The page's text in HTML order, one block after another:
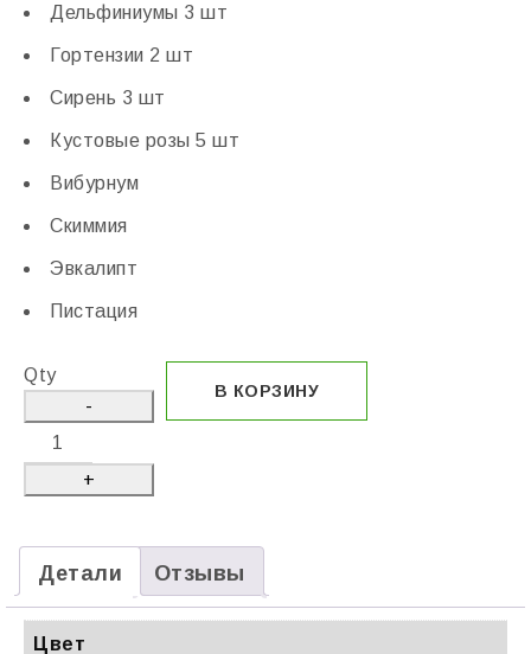
Дельфиниумы 3 шт
Гортензии 2 шт
Сирень 3 шт
Кустовые розы 5 шт
Вибурнум
Скиммия
Эвкалипт
Пистация
Qty
В КОРЗИНУ
Детали Отзывы
Цвет